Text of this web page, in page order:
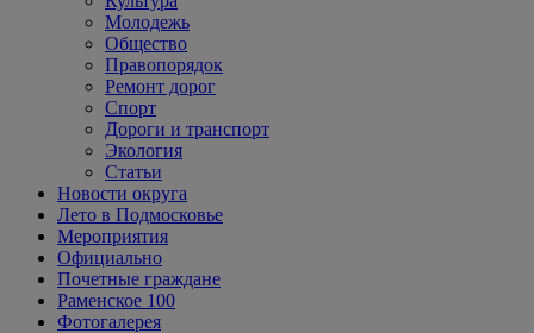
Молодежь
Общество
Правопорядок
Ремонт дорог
Спорт
Дороги и транспорт
Экология
Статьи
Новости округа
Лето в Подмосковье
Мероприятия
Официально
Почетные граждане
Раменское 100
Фотогалерея